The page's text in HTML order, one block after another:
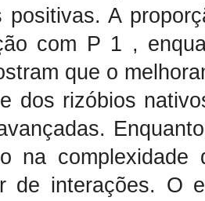
positivas. A
com P 1 ,
que o
dos rizóbios
na
de interações. O